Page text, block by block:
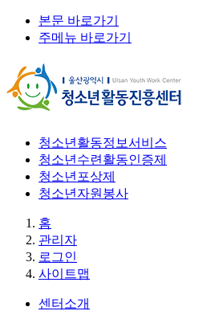
본문 바로가기
주메뉴 바로가기
청소년활동정보서비스
청소년수련활동인증제
청소년포상제
청소년자원봉사
홈
관리자
로그인
사이트맵
센터소개